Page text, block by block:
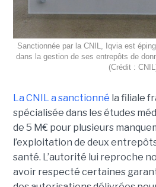
Sanctionnée par la CNIL, Iqvia est
dans la gestion de ses entrepôts de
(Crédit :
La CNIL a sanctionné la filiale
spécialisée dans les études
de 5 M€ pour plusieurs
l’exploitation de deux
santé. L’autorité lui reproche
avoir respecté certaines